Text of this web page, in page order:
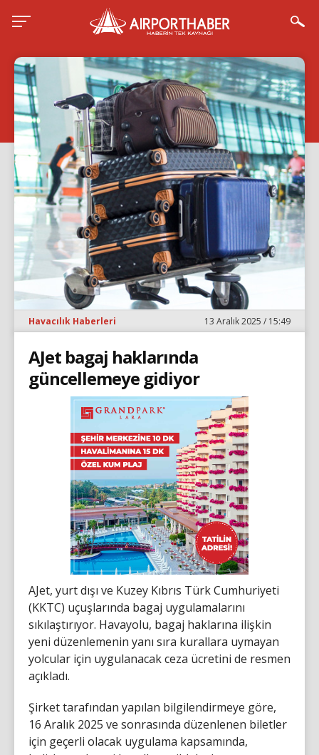
Havacılık Haberleri 13 Aralık 2025 / 15:49
AJet bagaj haklarında
güncellemeye gidiyor
AJet, yurt dışı ve Kuzey Kıbrıs Türk Cumhuriyeti
(KKTC) uçuşlarında bagaj uygulamalarını
sıkılaştırıyor. Havayolu, bagaj haklarına ilişkin
yeni düzenlemenin yanı sıra kurallara uymayan
yolcular için uygulanacak ceza ücretini de resmen
açıkladı.
Şirket tarafından yapılan bilgilendirmeye göre,
16 Aralık 2025 ve sonrasında düzenlenen biletler
için geçerli olacak uygulama kapsamında,